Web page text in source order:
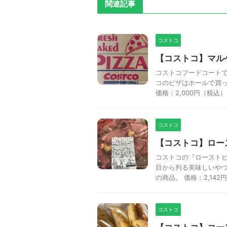
関連記事
コストコ
【コストコ】マ
コストコフードコート
コのピザはホールで買
価格：2,000円（税込
コストコ
【コストコ】ロ
コストコの『ロースト
目から判る美味しいや
の商品。 価格：2,142
コストコ